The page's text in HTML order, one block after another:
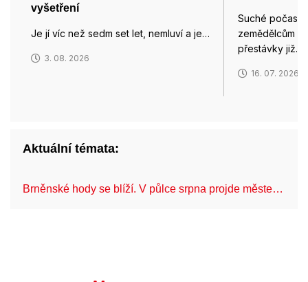
vyšetření
Je jí víc než sedm set let, nemluví a je…
3. 08. 2026
Suché počasí
zemědělcům
přestávky již…
16. 07. 2026
Aktuální témata:
Brněnské hody se blíží. V půlce srpna projde měste…